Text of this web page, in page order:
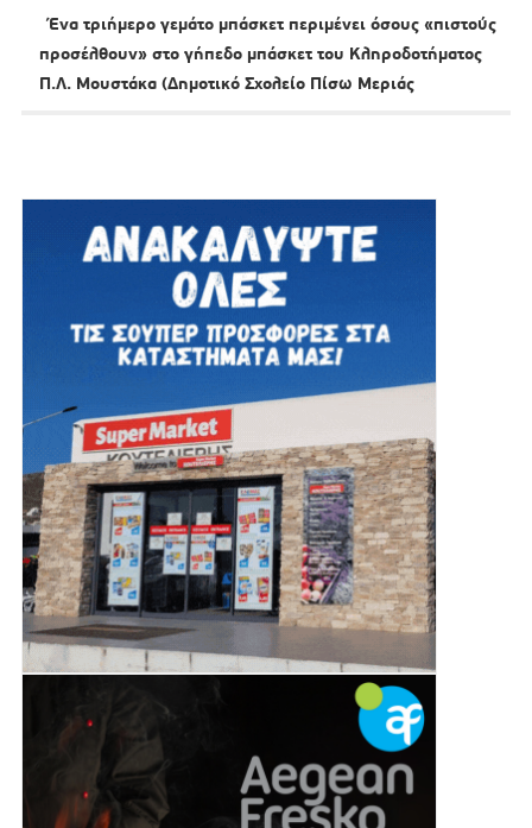
Ένα τριήμερο γεμάτο μπάσκετ περιμένει όσους «πιστούς
προσέλθουν» στο γήπεδο μπάσκετ του Κληροδοτήματος
Π.Λ. Μουστάκα (Δημοτικό Σχολείο Πίσω Μεριάς